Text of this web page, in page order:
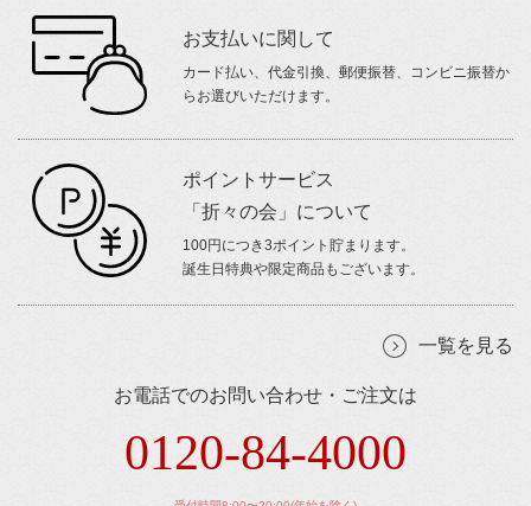
お支払いに関して
カード払い、代金引換、郵便振替、コンビニ振替か
らお選びいただけます。
ポイントサービス
「折々の会」について
100円につき3ポイント貯まります。
誕生日特典や限定商品もございます。
一覧を見る
お電話でのお問い合わせ・ご注文は
0120-84-4000